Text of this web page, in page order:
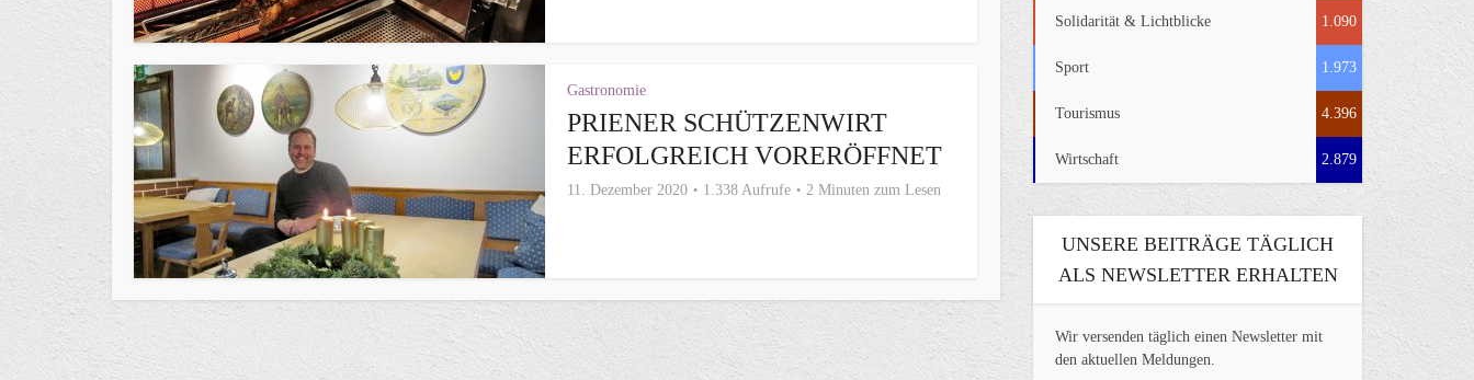
Gastronomie
PRIENER SCHÜTZENWIRT
ERFOLGREICH VORERÖFFNET
11. Dezember 2020 1.338 Aufrufe 2 Minuten zum Lesen
Solidarität & Lichtblicke 1.090
Sport 1.973
Tourismus 4.396
Wirtschaft 2.879
UNSERE BEITRÄGE TÄGLICH
ALS NEWSLETTER ERHALTEN
Wir versenden täglich einen Newsletter mit
den aktuellen Meldungen.